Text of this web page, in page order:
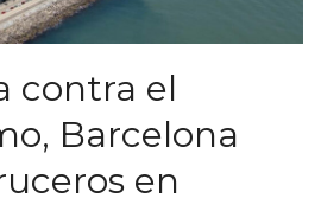
contra el
Barcelona
en